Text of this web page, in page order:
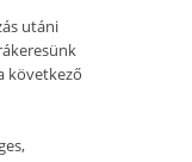
utáni
következő